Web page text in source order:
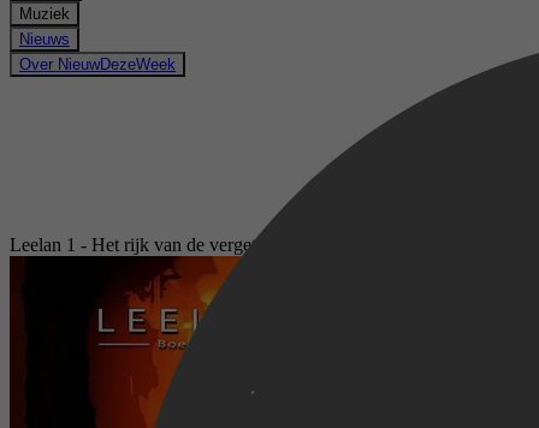
Muziek
Nieuws
Over NieuwDezeWeek
Leelan 1 - Het rijk van de vergetene